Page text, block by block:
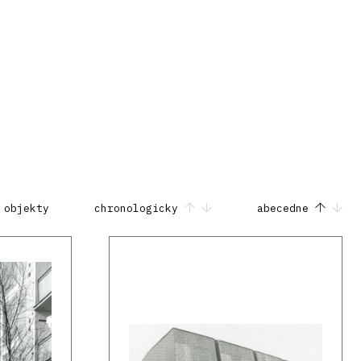
objekty chronologicky abecedne